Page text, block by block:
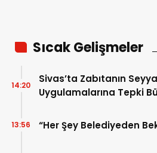
Sıcak Gelişmeler
Sivas’ta Zabıtanın
Uygulamalarına Tepki
14:20
“Her Şey Belediyeden
13:56